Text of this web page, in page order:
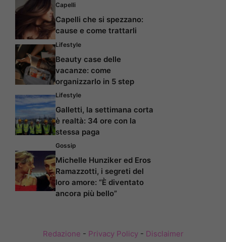
Capelli
Capelli che si spezzano:
cause e come trattarli
Lifestyle
Beauty case delle
vacanze: come
organizzarlo in 5 step
Lifestyle
Galletti, la settimana corta
è realtà: 34 ore con la
stessa paga
Gossip
Michelle Hunziker ed Eros
Ramazzotti, i segreti del
loro amore: “È diventato
ancora più bello”
Redazione - Privacy Policy- Disclaimer